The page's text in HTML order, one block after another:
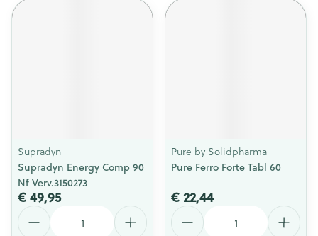
Supradyn
Supradyn Energy Comp 90
Nf Verv.3150273
€ 49,95
Pure by Solidpharma
Pure Ferro Forte Tabl 60
€ 22,44
Aantal